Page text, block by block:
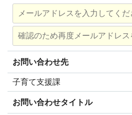
お問い合わせ先
子育て支援課
お問い合わせタイトル